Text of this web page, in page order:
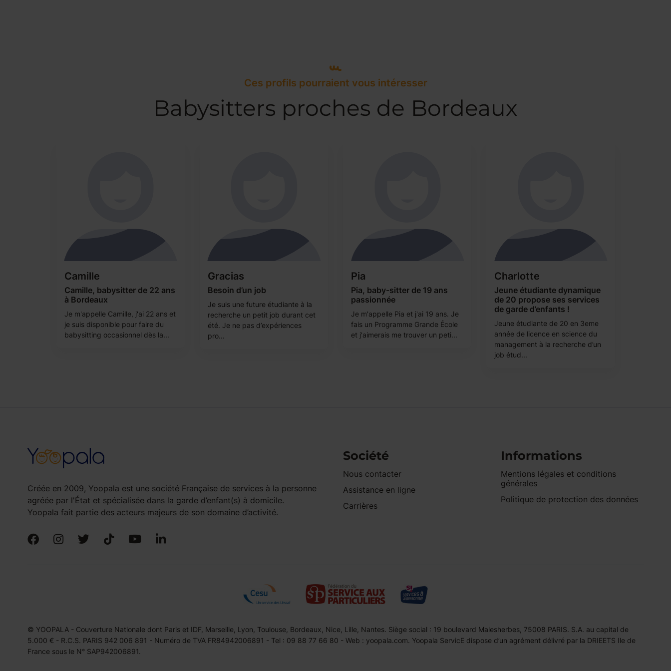
Ces profils pourraient vous intéresser
Babysitters proches de Bordeaux
Camille
Camille, babysitter de 22 ans
à Bordeaux
Je m'appelle Camille, j'ai 22 ans et
je suis disponible pour faire du
babysitting occasionnel dès la...
Gracias
Besoin d’un job
Je suis une future étudiante à la
recherche un petit job durant cet
été. Je ne pas d’expériences
pro...
Pia
Pia, baby-sitter de 19 ans
passionnée
Je m'appelle Pia et j'ai 19 ans. Je
fais un Programme Grande École
et j'aimerais me trouver un peti...
Charlotte
Jeune étudiante dynamique
de 20 propose ses services
de garde d’enfants !
Jeune étudiante de 20 en 3eme
année de licence en science du
management à la recherche d’un
job étud...
Créée en 2009, Yoopala est une société Française de services à la personne
agréée par l'État et spécialisée dans la garde d’enfant(s) à domicile.
Yoopala fait partie des acteurs majeurs de son domaine d’activité.
Société
Nous contacter
Assistance en ligne
Carrières
Informations
Mentions légales et conditions
générales
Politique de protection des données
© YOOPALA - Couverture Nationale dont Paris et IDF, Marseille, Lyon, Toulouse, Bordeaux, Nice, Lille, Nantes. Siège social : 19 boulevard Malesherbes, 75008 PARIS. S.A. au capital de
5.000 € - R.C.S. PARIS 942 006 891 - Numéro de TVA FR84942006891 - Tel : 09 88 77 66 80 - Web : yoopala.com. Yoopala ServicE dispose d’un agrément délivré par la DRIEETS Ile de
France sous le N° SAP942006891.